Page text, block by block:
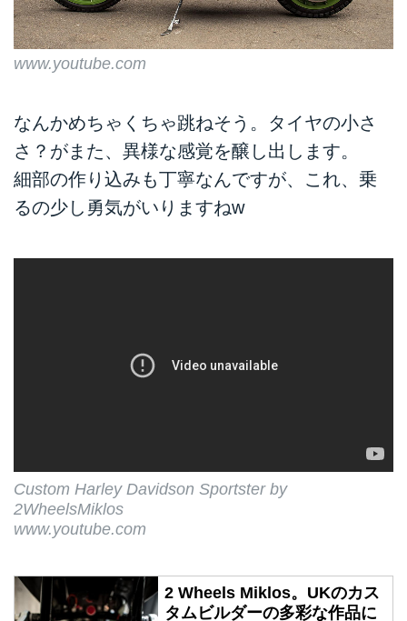
www.youtube.com
なんかめちゃくちゃ跳ねそう。タイヤの小さ
さ？がまた、異様な感覚を醸し出します。
細部の作り込みも丁寧なんですが、これ、乗
るの少し勇気がいりますねw
Custom Harley Davidson Sportster by
2WheelsMiklos
www.youtube.com
2 Wheels Miklos。UKのカス
タムビルダーの多彩な作品に